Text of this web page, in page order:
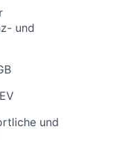
und
und